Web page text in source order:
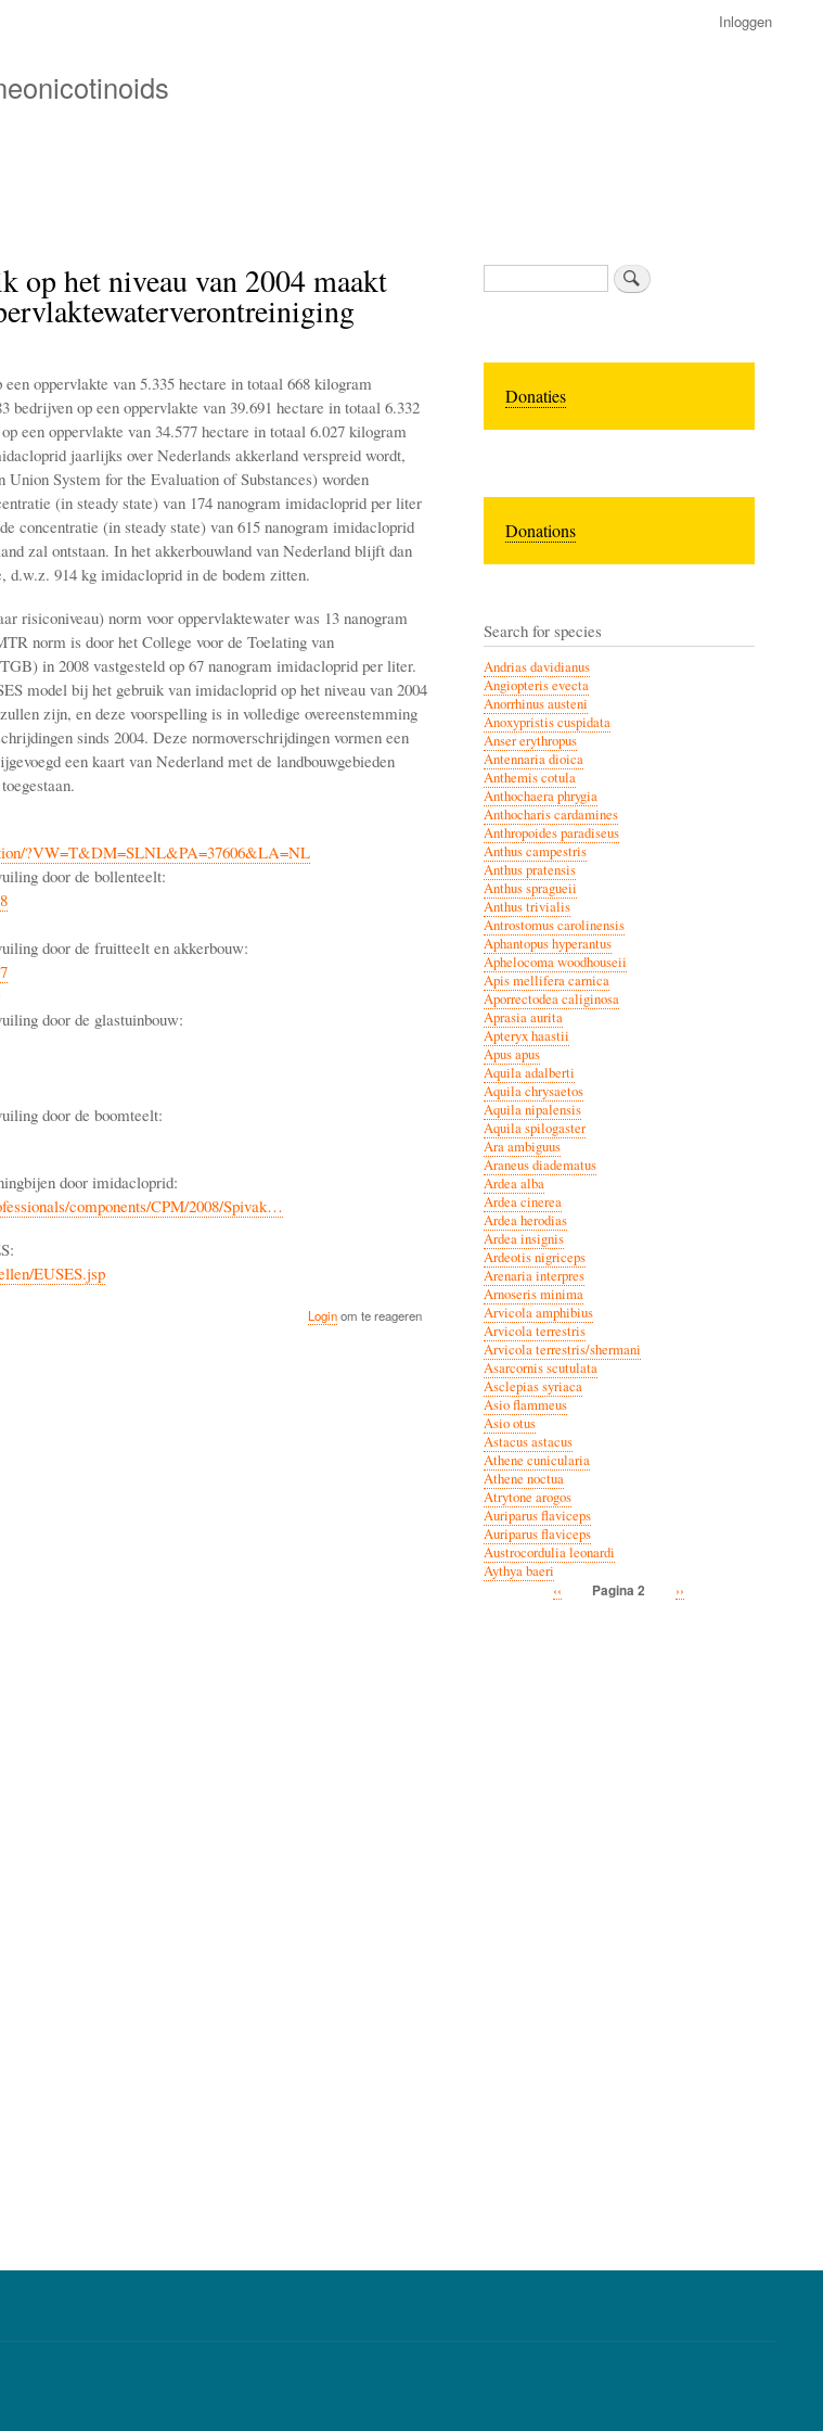
de
Inloggen
op het niveau van 2004 maakt
oppervlakte van 5.335 hectare in totaal 668 kilogram
bedrijven op een oppervlakte van 39.691 hectare in totaal 6.332
een oppervlakte van 34.577 hectare in totaal 6.027 kilogram
jaarlijks over Nederlands akkerland verspreid wordt,
System for the Evaluation of Substances) worden
(in steady state) van 174 nanogram imidacloprid per liter
concentratie (in steady state) van 615 nanogram imidacloprid
zal ontstaan. In het akkerbouwland van Nederland blijft dan
d.w.z. 914 kg imidacloprid in de bodem zitten.
risiconiveau) norm voor oppervlaktewater was 13 nanogram
norm is door het College voor de Toelating van
in 2008 vastgesteld op 67 nanogram imidacloprid per liter.
model bij het gebruik van imidacloprid op het niveau van 2004
zijn, en deze voorspelling is in volledige overeenstemming
sinds 2004. Deze normoverschrijdingen vormen een
een kaart van Nederland met de landbouwgebieden
?VW=T&DM=SLNL&PA=37606&LA=NL
door de bollenteelt:
door de fruitteelt en akkerbouw:
door de glastuinbouw:
door de boomteelt:
door imidacloprid:
components/CPM/2008/Spivak…
EUSES.jsp
Loginom te reageren
Zoeken
Donaties
Donations
Search for species
Andrias davidianus
Angiopteris evecta
Anorrhinus austeni
Anoxypristis cuspidata
Anser erythropus
Antennaria dioica
Anthemis cotula
Anthochaera phrygia
Anthocharis cardamines
Anthropoides paradiseus
Anthus campestris
Anthus pratensis
Anthus spragueii
Anthus trivialis
Antrostomus carolinensis
Aphantopus hyperantus
Aphelocoma woodhouseii
Apis mellifera carnica
Aporrectodea caliginosa
Aprasia aurita
Apteryx haastii
Apus apus
Aquila adalberti
Aquila chrysaetos
Aquila nipalensis
Aquila spilogaster
Ara ambiguus
Araneus diadematus
Ardea alba
Ardea cinerea
Ardea herodias
Ardea insignis
Ardeotis nigriceps
Arenaria interpres
Arnoseris minima
Arvicola amphibius
Arvicola terrestris
Arvicola terrestris/shermani
Asarcornis scutulata
Asclepias syriaca
Asio flammeus
Asio otus
Astacus astacus
Athene cunicularia
Athene noctua
Atrytone arogos
Auriparus flaviceps
Auriparus flaviceps
Austrocordulia leonardi
Aythya baeri
Vorige
‹‹ Pagina 2
Volgende
››